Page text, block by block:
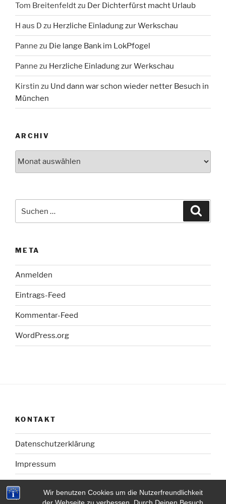
Wir benutzen Cookies um die Nutzerfreundlichkeit
Tom Breitenfeldtzu Der Dichterfürst macht Urlaub
H aus D zu Herzliche Einladung zur Werkschau
Panne zu Die lange Bank im LokPfogel
Panne zu Herzliche Einladung zur Werkschau
Kirstin zu Und dann war schon wieder netter Besuch in
München
ARCHIV
nach:
META
Anmelden
Eintrags-Feed
Kommentar-Feed
WordPress.org
KONTAKT
Datenschutzerklärung
Impressum